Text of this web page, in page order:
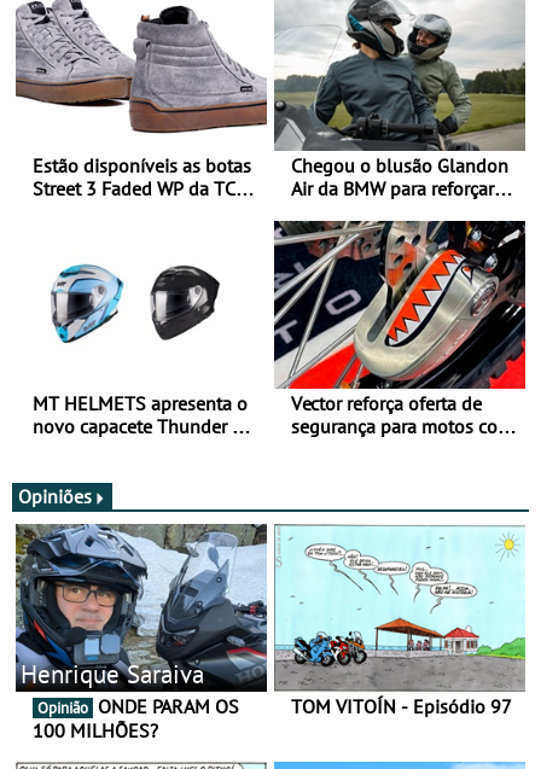
Estão disponíveis as botas
Street 3 Faded WP da TCX
Chegou o blusão Glandon
Air da BMW para reforçar
verão
MT HELMETS apresenta o
novo capacete Thunder 4 R
Vector reforça oferta de
segurança para motos com
Opiniões
Henrique Saraiva
Opinião
100 MILHÕES?
TOM VITOÍN - Episódio 97